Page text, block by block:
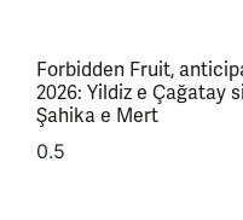
Forbidden Fruit,
2026: Yildiz e Çağatay
Şahika e Mert